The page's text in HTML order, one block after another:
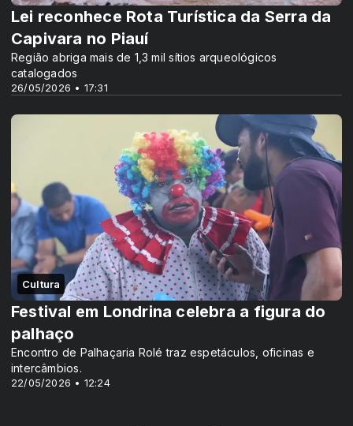
26/05/2026 • 17:31
Lei reconhece Rota Turística da Serra da
Capivara no Piauí
Região abriga mais de 1,3 mil sítios arqueológicos
catalogados
Cultura
22/05/2026 • 12:24
Festival em Londrina celebra a figura do
palhaço
Encontro de Palhaçaria Rolé traz espetáculos, oficinas e
intercâmbios.